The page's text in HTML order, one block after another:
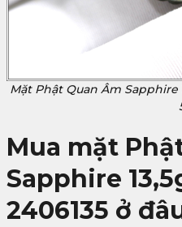
Mặt Phật Quan Âm Sapphire
Mua mặt
Sapphire
2406135 ở